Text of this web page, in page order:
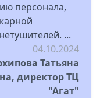
персонала,
...
04.10.2024
Татьяна
директор ТЦ
"Агат"